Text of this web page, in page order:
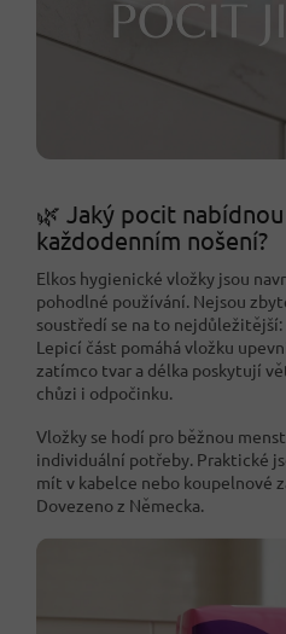
🌿 Jaký pocit
každodenním nošení?
Elkos hygienické vložky jsou
pohodlné používání. Nejsou
soustředí se na to nejdůležitější:
Lepicí část pomáhá vložku
zatímco tvar a délka poskytují
chůzi i odpočinku.
Vložky se hodí pro běžnou
individuální potřeby. Praktické
mít v kabelce nebo koupelnové
Dovezeno z Německa.